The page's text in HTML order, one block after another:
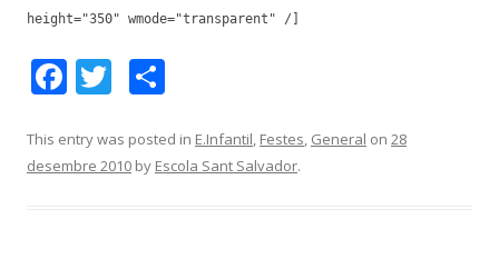
height="350" wmode="transparent" /]
F
e
b
T
itt
er
m
p
This entry was posted in E.Infantil, Festes, General on 28
desembre 2010 by Escola Sant Salvador.